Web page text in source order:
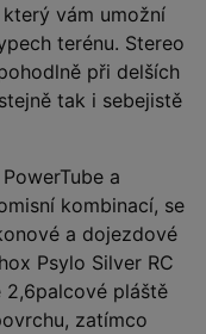
vám umožní
terénu. Stereo
při delších
tak i sebejistě
a
kombinací, se
a dojezdové
Psylo Silver RC
2,6palcové pláště
zatímco